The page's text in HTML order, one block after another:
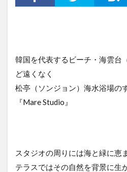
韓国を代表するビーチ・海雲台
ど遠くなく
松亭（ソンジョン）海水浴場の
『Mare Studio』
スタジオの周りには海と緑に恵
テラスではその自然を背景に生